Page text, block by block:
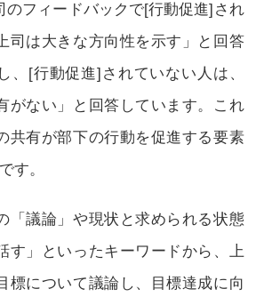
のフィードバックで[行動促進]され
司は大きな方向性を示す」と回答
、[行動促進]されていない人は、
がない」と回答しています。これ
共有が部下の行動を促進する要素
す。
「議論」や現状と求められる状態
す」といったキーワードから、上
標について議論し、目標達成に向